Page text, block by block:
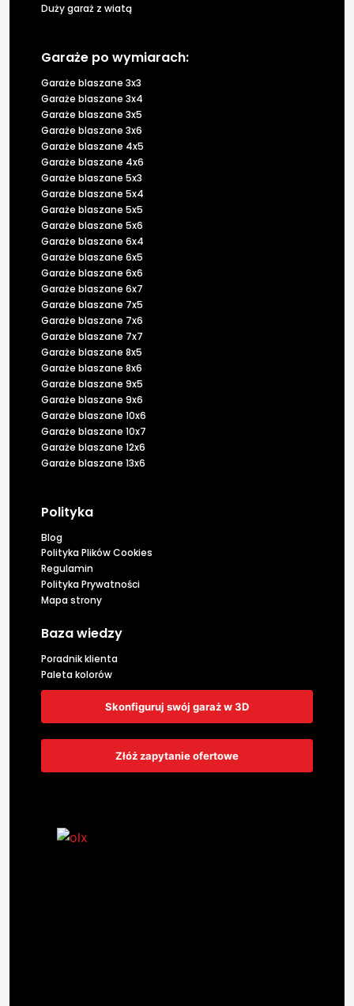
Duży garaż z wiatą
Garaże po wymiarach:
Garaże blaszane 3x3
Garaże blaszane 3x4
Garaże blaszane 3x5
Garaże blaszane 3x6
Garaże blaszane 4x5
Garaże blaszane 4x6
Garaże blaszane 5x3
Garaże blaszane 5x4
Garaże blaszane 5x5
Garaże blaszane 5x6
Garaże blaszane 6x4
Garaże blaszane 6x5
Garaże blaszane 6x6
Garaże blaszane 6x7
Garaże blaszane 7x5
Garaże blaszane 7x6
Garaże blaszane 7x7
Garaże blaszane 8x5
Garaże blaszane 8x6
Garaże blaszane 9x5
Garaże blaszane 9x6
Garaże blaszane 10x6
Garaże blaszane 10x7
Garaże blaszane 12x6
Garaże blaszane 13x6
Polityka
Blog
Polityka Plików Cookies
Regulamin
Polityka Prywatności
Mapa strony
Baza wiedzy
Poradnik klienta
Paleta kolorów
Skonfiguruj swój garaż w 3D
Złóż zapytanie ofertowe